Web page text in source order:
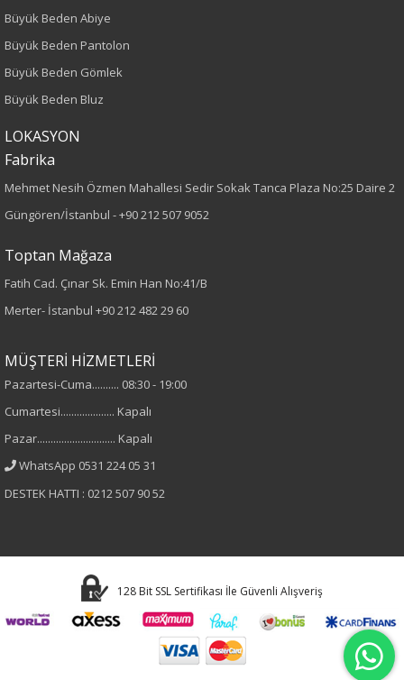
Kalıp
Boy
100
Paça Tipi
Lastikli Paça
Kumaş Tipi
Dokuma
Desen
Düz
Kumaş
%56 Polyester
%10 Elastan
Büyük Beden Abiye
Büyük Beden Pantolon
Büyük Beden Gömlek
Büyük Beden Bluz
LOKASYON
Fabrika
Mehmet Nesih Özmen Mahallesi Sedir Sokak Tanca Plaza No:25 Daire 2
Güngören/İstanbul -+90 212 507 9052
Toptan Mağaza
Fatih Cad. Çınar Sk. Emin Han No:41/B
Merter- İstanbul +90 212 482 29 60
MÜŞTERİ HİZMETLERİ
Pazartesi-Cuma.......... 08:30 - 19:00
Cumartesi.................... Kapalı
Pazar............................. Kapalı
WhatsApp 0531 224 05 31
DESTEK HATTI : 0212 507 90 52
128 Bit SSL Sertifikası İle Güvenli Alışveriş